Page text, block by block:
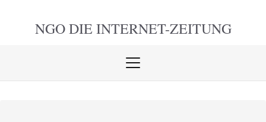
NGO DIE INTERNET-ZEITUNG
Menü